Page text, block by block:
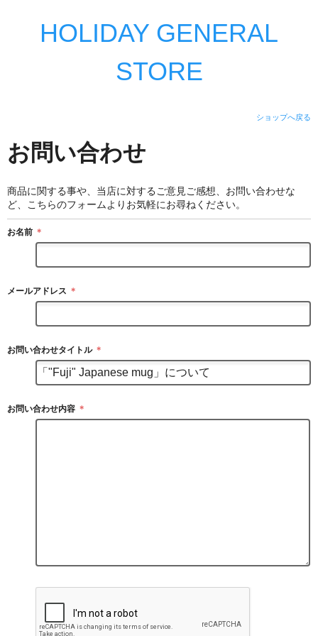
HOLIDAY GENERAL
STORE
ショップへ戻る
お問い合わせ
商品に関する事や、当店に対するご意見ご感想、お問い合わせな
ど、こちらのフォームよりお気軽にお尋ねください。
お名前 ＊
メールアドレス ＊
お問い合わせタイトル ＊
お問い合わせ内容 ＊